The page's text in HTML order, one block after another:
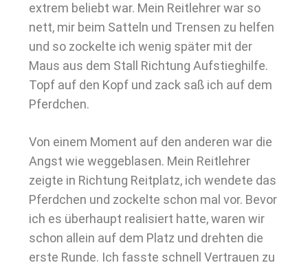
extrem beliebt war. Mein Reitlehrer war so
nett, mir beim Satteln und Trensen zu helfen
und so zockelte ich wenig später mit der
Maus aus dem Stall Richtung Aufstieghilfe.
Topf auf den Kopf und zack saß ich auf dem
Pferdchen.
Von einem Moment auf den anderen war die
Angst wie weggeblasen. Mein Reitlehrer
zeigte in Richtung Reitplatz, ich wendete das
Pferdchen und zockelte schon mal vor. Bevor
ich es überhaupt realisiert hatte, waren wir
schon allein auf dem Platz und drehten die
erste Runde. Ich fasste schnell Vertrauen zu